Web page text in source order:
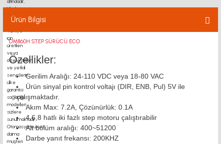
Ürün Bilgisi
DM860H STEP SÜRÜCÜ ECO
Özellikler:
Gerilim Aralığı: 24-110 VDC veya 18-80 VAC
Ürün sinyal pin kontrol voltajı (DIR, ENB, Pul) 5V ile
çalışmaktadır.
Akım Max: 7.2A, Çözünürlük: 0.1A
4,6,8 hatlı iki fazlı step motoru çalıştırabilir
Alt bölüm aralığı: 400~51200
Darbe yanıt frekansı: 200KHZ